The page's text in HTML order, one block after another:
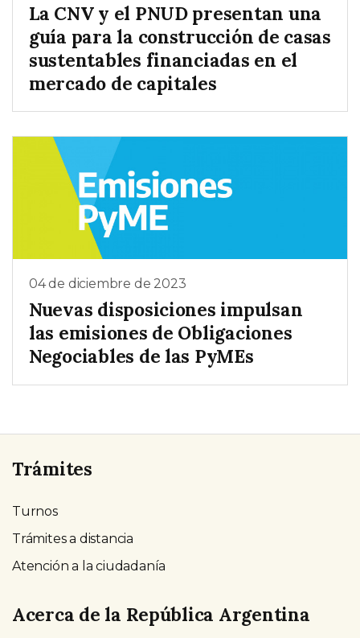
La CNV y el PNUD presentan una
guía para la construcción de casas
sustentables financiadas en el
mercado de capitales
04 de diciembre de 2023
Nuevas disposiciones impulsan
las emisiones de Obligaciones
Negociables de las PyMEs
Trámites
Turnos
Trámites a distancia
Atención a la ciudadanía
Acerca de la República Argentina